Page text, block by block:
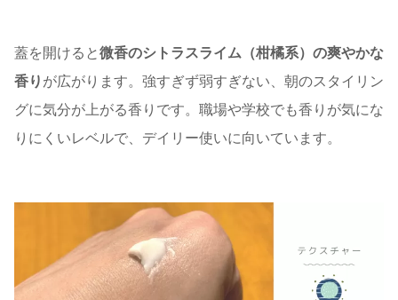
蓋を開けると微香のシトラスライム（柑橘系）の爽やかな
香り が広がります。強すぎず弱すぎない、朝のスタイリン
グに気分が上がる香りです。職場や学校でも香りが気にな
りにくいレベルで、デイリー使いに向いています。